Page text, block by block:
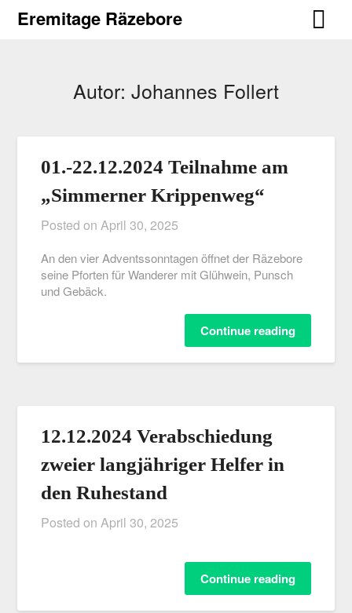
SkipEremitage Räzebore
Autor: Johannes Follert
01.-22.12.2024 Teilnahme am
„Simmerner Krippenweg“
Posted onApril 30, 2025
An den vier Adventssonntagen öffnet der Räzebore
seine Pforten für Wanderer mit Glühwein, Punsch
und Gebäck.
Continue reading
12.12.2024 Verabschiedung
zweier langjähriger Helfer in
den Ruhestand
Posted onApril 30, 2025
Continue reading